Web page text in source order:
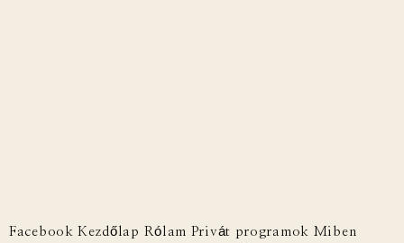
Facebook Kezdőlap Rólam Privát programok Miben